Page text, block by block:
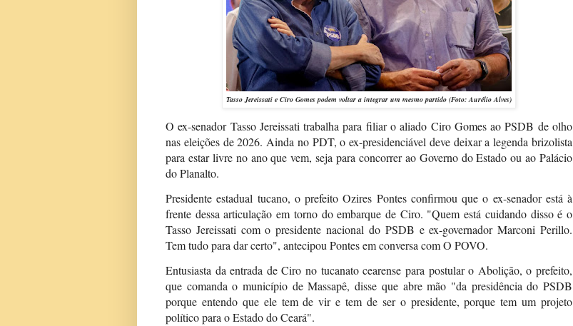
Tasso Jereissati e Ciro Gomes podem voltar a integrar um mesmo partido (Foto: Aurélio Alves)
O ex-senador Tasso Jereissati trabalha para filiar o aliado Ciro Gomes ao PSDB de olho
nas eleições de 2026. Ainda no PDT, o ex-presidenciável deve deixar a legenda brizolista
para estar livre no ano que vem, seja para concorrer ao Governo do Estado ou ao Palácio
do Planalto.
Presidente estadual tucano, o prefeito Ozires Pontes confirmou que o ex-senador está à
frente dessa articulação em torno do embarque de Ciro. "Quem está cuidando disso é o
Tasso Jereissati com o presidente nacional do PSDB e ex-governador Marconi Perillo.
Tem tudo para dar certo", antecipou Pontes em conversa com O POVO.
Entusiasta da entrada de Ciro no tucanato cearense para postular o Abolição, o prefeito,
que comanda o município de Massapê, disse que abre mão "da presidência do PSDB
porque entendo que ele tem de vir e tem de ser o presidente, porque tem um projeto
político para o Estado do Ceará".